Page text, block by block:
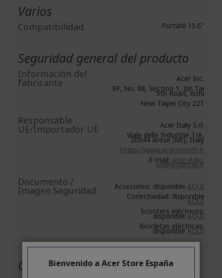
Varios
Compatibilidad Portátil 15.6"
Seguridad general del producto
Información del
fabricante
Acer Inc.
8F, No. 88, Section 1, Xin Tai
5th Road, Xizhi
New Taipei City 221
Responsable
UE/Importador UE
Acer Italy S.r.l.
Viale delle Industrie 1/A,
20044 Arese (MI), Italy
https://www.acer.com/it-it
E-mail:acer-italy-
srl@legalmail.it
Documento /
Imagen Seguridad Accesorios: disponible AQUÍ
Conectividad: disponible
AQUÍ
Scooters eléctricos:
disponibleAQUÍ
Bicicletas eléctricas:
disponibleAQUÍ
GarantíaBienvenido a Acer Store España